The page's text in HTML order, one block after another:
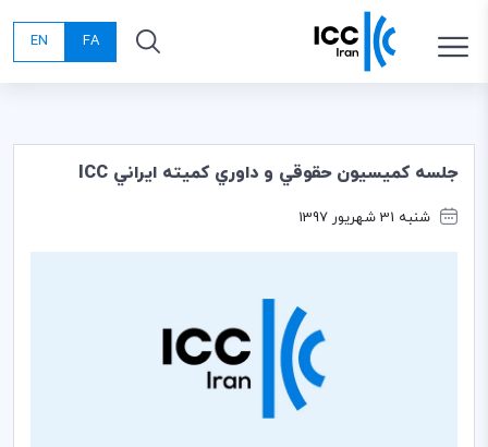
FA
EN
جلسه كميسيون حقوقي و داوري كميته ايراني ICC
شنبه 31 شهریور 1397